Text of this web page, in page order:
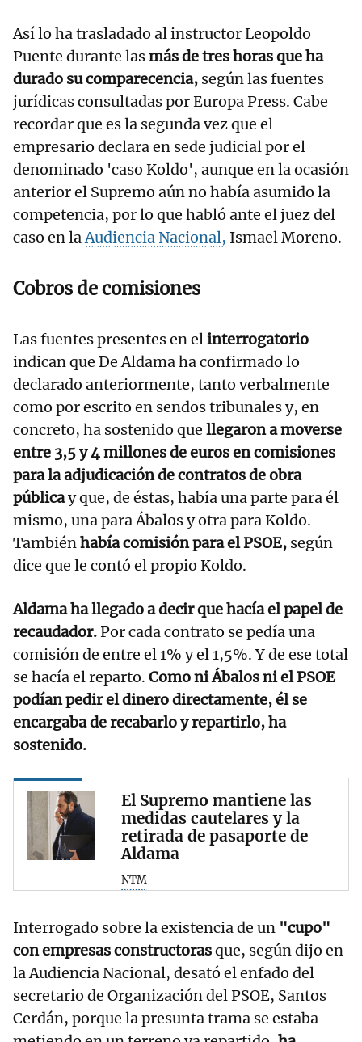
Así lo ha trasladado al instructor Leopoldo
Puente durante lasmás de tres horas que ha
durado su comparecencia, según las fuentes
jurídicas consultadas por Europa Press. Cabe
recordar que es la segunda vez que el
empresario declara en sede judicial por el
denominado 'caso Koldo', aunque en la ocasión
anterior el Supremo aún no había asumido la
competencia, por lo que habló ante el juez del
caso en laAudiencia Nacional, Ismael Moreno.
Cobros de comisiones
Las fuentes presentes en elinterrogatorio
indican que De Aldama ha confirmado lo
declarado anteriormente, tanto verbalmente
como por escrito en sendos tribunales y, en
concreto, ha sostenido que llegaron a moverse
entre 3,5 y 4 millones de euros en comisiones
para la adjudicación de contratos de obra
públicay que, de éstas, había una parte para él
mismo, una para Ábalos y otra para Koldo.
Tambiénhabía comisión para el PSOE, según
dice que le contó el propio Koldo.
Aldama ha llegado a decir que hacía el papel de
recaudador.Por cada contrato se pedía una
comisión de entre el 1% y el 1,5%. Y de ese total
se hacía el reparto. Como ni Ábalos ni el PSOE
podían pedir el dinero directamente, él se
encargaba de recabarlo y repartirlo, ha
sostenido.
El Supremo mantiene las
medidas cautelares y la
retirada de pasaporte de
Aldama
NTM
Interrogado sobre la existencia de un "cupo"
con empresas constructorasque, según dijo en
la Audiencia Nacional, desató el enfado del
secretario de Organización del PSOE, Santos
Cerdán, porque la presunta trama se estaba